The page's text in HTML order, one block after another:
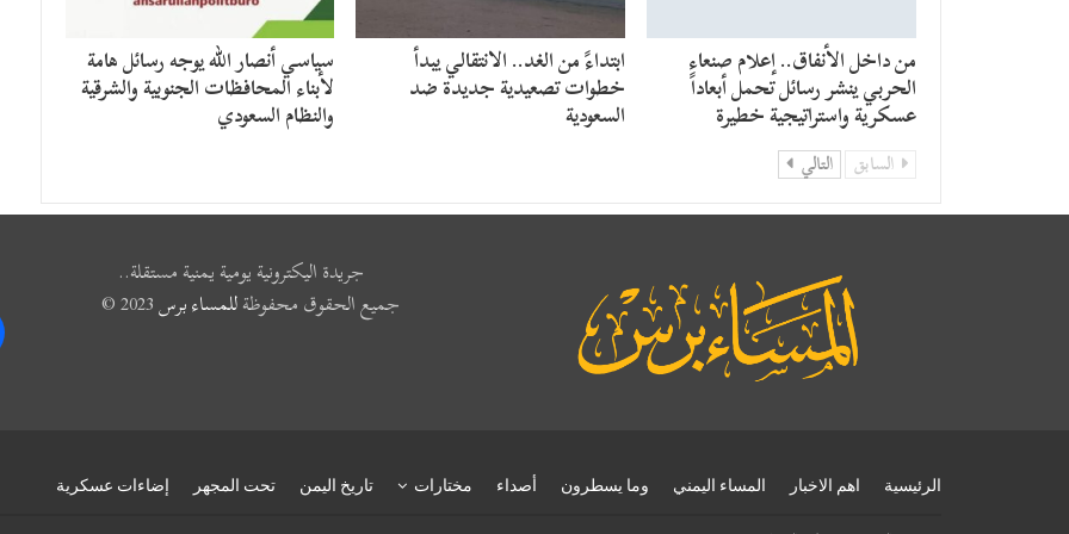
من داخل الأنفاق.. إعلام صنعاء
الحربي ينشر رسائل تحمل أبعاداً
عسكرية واستراتيجية خطيرة
​ابتداءً من الغد.. الانتقالي يبدأ
خطوات تصعيدية جديدة ضد
السعودية
سياسي أنصار الله يوجه رسائل هامة
لأبناء المحافظات الجنوبية والشرقية
والنظام السعودي
السابق التالي
جريدة اليكترونية يومية يمنية مستقلة..
جميع الحقوق محفوظةللمساء برس
الرئيسية اهم الاخبار المساء اليمني وما يسطرون أصداء مختارات تاريخ اليمن تحت المجهر إضاءات عسكرية